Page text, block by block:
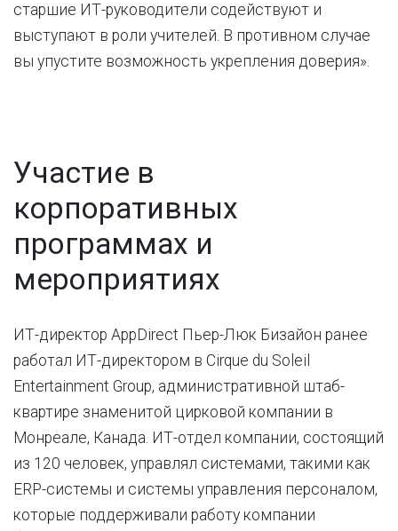
старшие ИТ-руководители содействуют и
выступают в роли учителей. В противном случае
вы упустите возможность укрепления доверия».
Участие в
корпоративных
программах и
мероприятиях
ИТ-директор AppDirect Пьер-Люк Бизайон ранее
работал ИТ-директором в Cirque du Soleil
Entertainment Group, административной штаб-
квартире знаменитой цирковой компании в
Монреале, Канада. ИТ-отдел компании, состоящий
из 120 человек, управлял системами, такими как
ERP-системы и системы управления персоналом,
которые поддерживали работу компании